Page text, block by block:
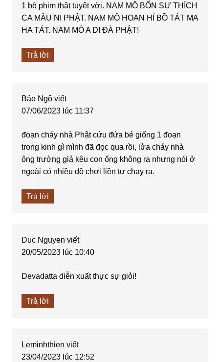
1 bộ phim thật tuyệt vời. NAM MÔ BỔN SƯ THÍCH
CA MÂU NI PHẬT. NAM MÔ HOAN HỈ BỒ TÁT MA
HA TÁT. NAM MÔ A DI ĐÀ PHẬT!
Trả lời
Bảo Ngô viết
07/06/2023 lúc 11:37
đoạn cháy nhà Phật cứu đứa bé giống 1 đoạn
trong kinh gì mình đã đọc qua rồi, lửa cháy nhà
ông trưởng giả kêu con ổng không ra nhưng nói ở
ngoài có nhiều đồ chơi liền tự chạy ra.
Trả lời
Duc Nguyen viết
20/05/2023 lúc 10:40
Devadatta diễn xuất thực sự giỏi!
Trả lời
Leminhthien viết
23/04/2023 lúc 12:52